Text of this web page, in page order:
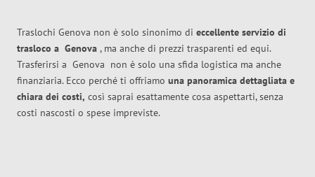
Traslochi Genova non è solo sinonimo di eccellente servizio di
trasloco a Genova , ma anche di prezzi trasparenti ed equi.
Trasferirsi a Genova non è solo una sfida logistica ma anche
finanziaria. Ecco perché ti offriamo una panoramica dettagliata e
chiara dei costi, così saprai esattamente cosa aspettarti, senza
costi nascosti o spese impreviste.